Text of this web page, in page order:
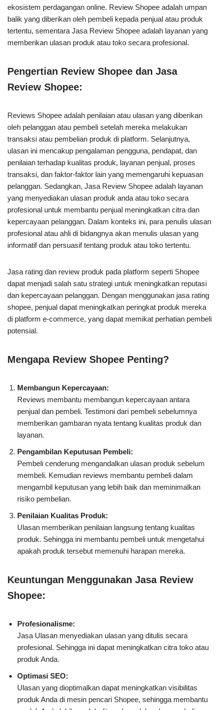
ekosistem perdagangan online. Review Shopee adalah umpan
balik yang diberikan oleh pembeli kepada penjual atau produk
tertentu, sementara Jasa Review Shopee adalah layanan yang
memberikan ulasan produk atau toko secara profesional.
Pengertian Review Shopee dan Jasa
Review Shopee:
Reviews Shopee adalah penilaian atau ulasan yang diberikan
oleh pelanggan atau pembeli setelah mereka melakukan
transaksi atau pembelian produk di platform. Selanjutnya,
ulasan ini mencakup pengalaman pengguna, pendapat, dan
penilaian terhadap kualitas produk, layanan penjual, proses
transaksi, dan faktor-faktor lain yang memengaruhi kepuasan
pelanggan. Sedangkan, Jasa Review Shopee adalah layanan
yang menyediakan ulasan produk anda atau toko secara
profesional untuk membantu penjual meningkatkan citra dan
kepercayaan pelanggan. Dalam konteks ini, para penulis ulasan
profesional atau ahli di bidangnya akan menulis ulasan yang
informatif dan persuasif tentang produk atau toko tertentu.
Jasa rating dan review produk pada platform seperti Shopee
dapat menjadi salah satu strategi untuk meningkatkan reputasi
dan kepercayaan pelanggan. Dengan menggunakan jasa rating
shopee, penjual dapat meningkatkan peringkat produk mereka
di platform e-commerce, yang dapat memikat perhatian pembeli
potensial.
Mengapa Review Shopee Penting?
Membangun Kepercayaan:
Reviews membantu membangun kepercayaan antara
penjual dan pembeli. Testimoni dari pembeli sebelumnya
memberikan gambaran nyata tentang kualitas produk dan
layanan.
Pengambilan Keputusan Pembeli:
Pembeli cenderung mengandalkan ulasan produk sebelum
membeli. Kemudian reviews membantu pembeli dalam
mengambil keputusan yang lebih baik dan meminimalkan
risiko pembelian.
Penilaian Kualitas Produk:
Ulasan memberikan penilaian langsung tentang kualitas
produk. Sehingga ini membantu pembeli untuk mengetahui
apakah produk tersebut memenuhi harapan mereka.
Keuntungan Menggunakan Jasa Review
Shopee:
Profesionalisme:
Jasa Ulasan menyediakan ulasan yang ditulis secara
profesional. Sehingga ini dapat meningkatkan citra toko atau
produk Anda.
Optimasi SEO:
Ulasan yang dioptimalkan dapat meningkatkan visibilitas
produk Anda di mesin pencari Shopee, sehingga membantu